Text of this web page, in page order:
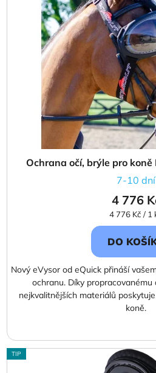
Ochrana očí, brýle pro
7-10 dní
4 776
Měrná
cena:
4 776 Kč / 1
DO
Nový eVysor od eQuick přináší
ochranu. Díky
nejkvalitnějších materiálů
koně.
TIP